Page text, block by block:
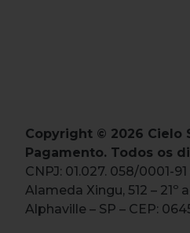
Copyright © 2026 Cielo
Pagamento. Todos os
CNPJ: 01.027. 058/0001-
Alameda Xingu, 512 – 21º
Alphaville – SP – CEP: